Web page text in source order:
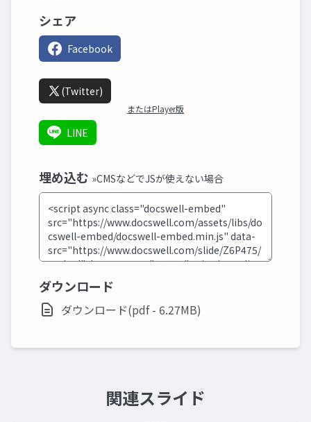
シェア
Facebook
(Twitter)
またはPlayer版
LINE
埋め込む »CMSなどでJSが使えない場合
ダウンロード
ダウンロード(pdf - 6.27MB)
関連スライド